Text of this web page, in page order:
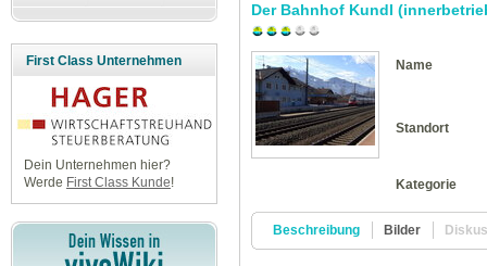
First Class Unternehmen
Dein Unternehmen hier?
Werde First Class Kunde!
Der Bahnhof Kundl
Name
Standort
Kategorie
Beschreibung Bilder